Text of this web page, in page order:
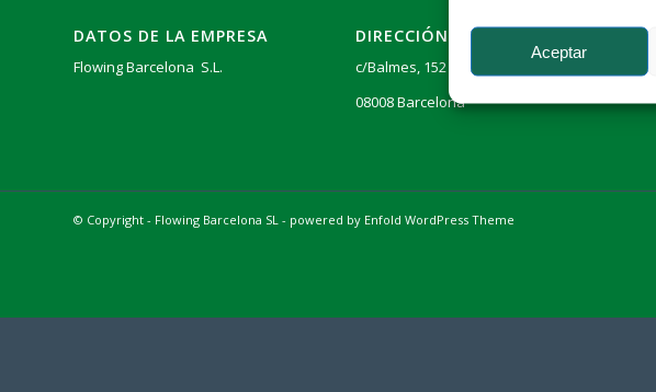
Aceptar
DATOS DE LA EMPRESA
Flowing Barcelona S.L.
DIRECCIÓN
c/Balmes, 152 6º4ª
08008 Barcelona
© Copyright - Flowing Barcelona SL - powered by Enfold WordPress Theme